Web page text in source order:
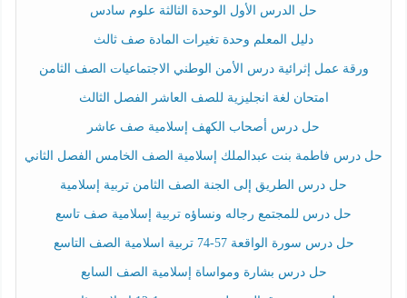
حل الدرس الأول الوحدة الثالثة علوم سادس
دليل المعلم وحدة تغيرات المادة صف ثالث
ورقة عمل إثرائية درس الأمن الوطني الاجتماعيات الصف الثامن
امتحان لغة انجليزية للصف العاشر الفصل الثالث
حل درس أصحاب الكهف إسلامية صف عاشر
حل درس فاطمة بنت عبدالملك إسلامية الصف الخامس الفصل الثاني
حل درس الطريق إلى الجنة الصف الثامن تربية إسلامية
حل درس للمجتمع رجاله ونساؤه تربية إسلامية صف تاسع
حل درس سورة الواقعة 57-74 تربية اسلامية الصف التاسع
حل درس بشارة ومواساة إسلامية الصف السابع